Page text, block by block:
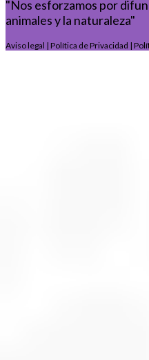
"Nos esforzamos por
animales y la naturaleza"
Aviso legal | Política de Privacidad |